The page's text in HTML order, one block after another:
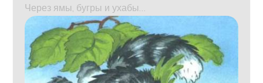
Через ямы, бугры и ухабы…